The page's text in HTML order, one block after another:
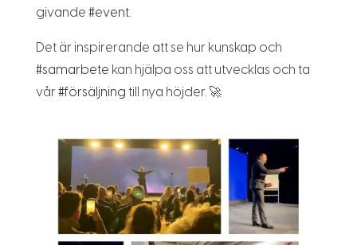
givande #event.
Det är inspirerande att se hur kunskap och
#samarbete kan hjälpa oss att utvecklas och ta
vår #försäljning till nya höjder. 🚀